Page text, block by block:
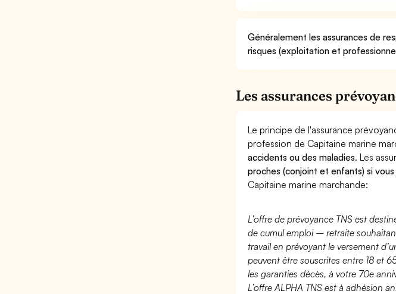
Généralement les assurances de
risques (exploitation et
Les assurances
Le principe de l'assurance
profession de Capitaine marine
accidents ou des maladies. Les
proches (conjoint et enfants) si
Capitaine marine marchande:
L’offre de prévoyance TNS est
de cumul emploi – retraite
travail en prévoyant le versement
peuvent être souscrites entre 18 et
les garanties décès, à votre 70e
L’offre ALPHA TNS est à adhésion